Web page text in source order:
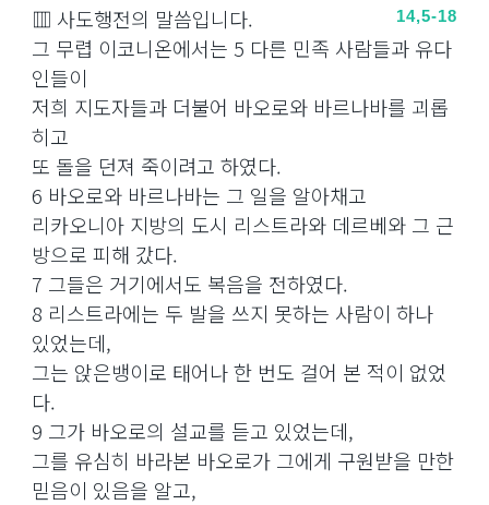
▥ 사도행전의 말씀입니다.
14,5-18
그 무렵 이코니온에서는 5 다른 민족 사람들과 유다
인들이
저희 지도자들과 더불어 바오로와 바르나바를 괴롭
히고
또 돌을 던져 죽이려고 하였다.
6 바오로와 바르나바는 그 일을 알아채고
리카오니아 지방의 도시 리스트라와 데르베와 그 근
방으로 피해 갔다.
7 그들은 거기에서도 복음을 전하였다.
8 리스트라에는 두 발을 쓰지 못하는 사람이 하나
있었는데,
그는 앉은뱅이로 태어나 한 번도 걸어 본 적이 없었
다.
9 그가 바오로의 설교를 듣고 있었는데,
그를 유심히 바라본 바오로가 그에게 구원받을 만한
믿음이 있음을 알고,